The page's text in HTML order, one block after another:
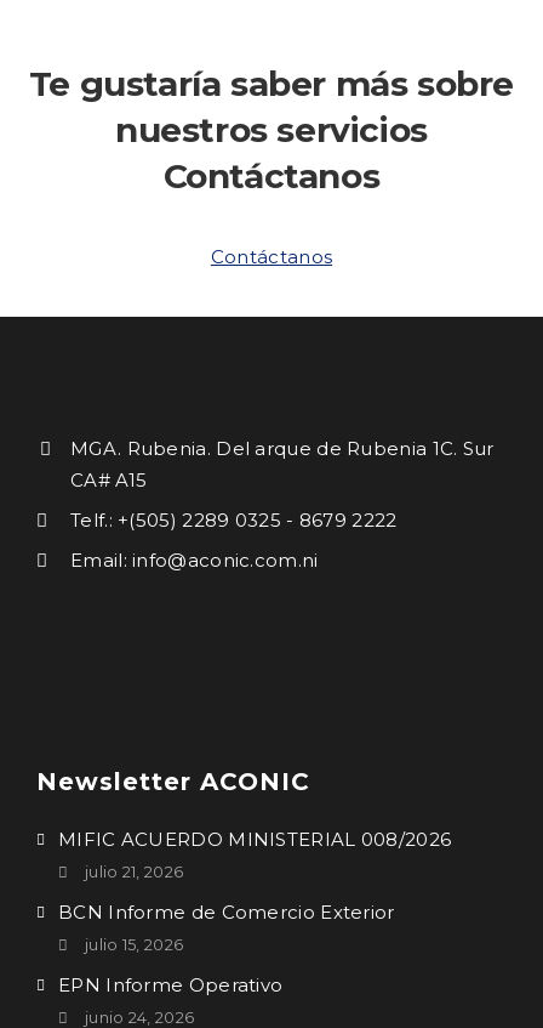
Te gustaría saber más sobre
nuestros servicios
Contáctanos
Contáctanos
MGA. Rubenia. Del arque de Rubenia 1C. Sur
CA# A15
Telf.: +(505) 2289 0325 - 8679 2222
Email: info@aconic.com.ni
Newsletter ACONIC
MIFIC ACUERDO MINISTERIAL 008/2026
julio 21, 2026
BCN Informe de Comercio Exterior
julio 15, 2026
EPN Informe Operativo
junio 24, 2026